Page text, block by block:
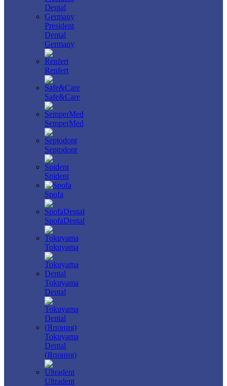
President
Dental
Germany
Renfert
Safe&Care
SemperMed
Septodont
Spident
Spofa
SpofaDental
Tokuyama
Tokuyama
Dental
Tokuyama
Dental
(Япония)
Ultradent